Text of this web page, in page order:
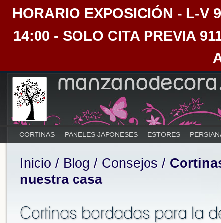
HORARIO EXPOSICIÓN - L-V
14:00 - SOLO CITA PREVIA
CORTINAS PANELES JAPONESES ESTORES
Inicio / Blog / Consejos /
nuestra casa
Cortinas bordadas para la